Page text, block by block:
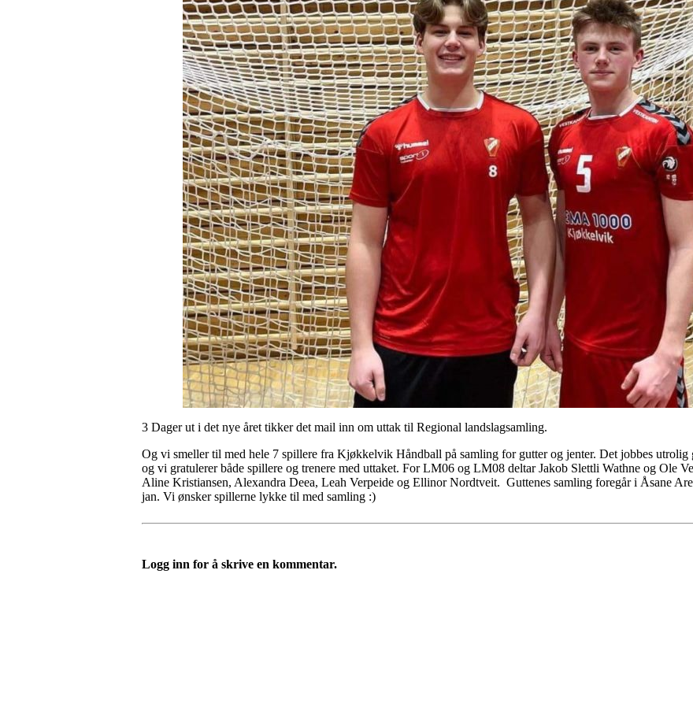
3 Dager ut i det nye året tikker det mail inn om uttak til Regional landslagsamling.
Og vi smeller til med hele 7 spillere fra Kjøkkelvik Håndball på samling for gutter og jenter. Det jobbes utrolig
og vi gratulerer både spillere og trenere med uttaket. For LM06 og LM08 deltar Jakob Slettli Wathne og Ole
Aline Kristiansen, Alexandra Deea, Leah Verpeide og Ellinor Nordtveit. Guttenes samling foregår i Åsane
jan. Vi ønsker spillerne lykke til med samling :)
Logg inn for å skrive en kommentar.